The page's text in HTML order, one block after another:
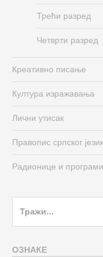
Трећи разред
Четврти разред
Креативно писање
Култура изражавања
Лични утисак
Правопис српског
Радионице и програми
ОЗНАКЕ